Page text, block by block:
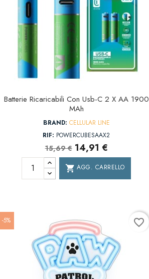
Batterie Ricaricabili Con Usb-C 2 X AA 1900
MAh
BRAND: CELLULAR LINE
RIF: POWERCUBESAAX2
15,69 € 14,91 €
shopping_cart AGG. CARRELLO
-5% favorite_border